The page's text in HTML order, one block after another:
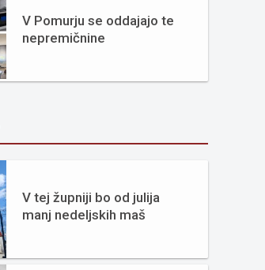
V Pomurju se oddajajo te
nepremičnine
V tej župniji bo od julija
manj nedeljskih maš